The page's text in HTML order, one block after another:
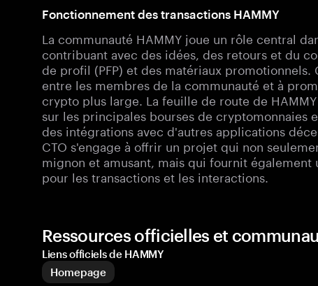
Fonctionnement des transactions HAMMY
La communauté HAMMY joue un rôle central
contribuant avec des idées, des retours et du
de profil (PFP) et des matériaux
entre les membres de la communauté et à
crypto plus large. La feuille de route de
sur les principales bourses de cryptomonnaies
des intégrations avec d'autres applications
CTO s'engage à offrir un projet qui non
mignon et amusant, mais qui fournit
pour les transactions et les interactions.
Ressources officielles et
Liens officiels de HAMMY
Homepage